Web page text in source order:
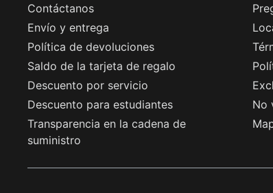
Contáctanos
Envío y entrega
Política de devoluciones
Saldo de la tarjeta de regalo
Descuento por servicio
Descuento para estudiantes
No
Transparencia en la cadena de
suministro